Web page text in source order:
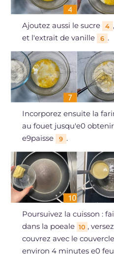
Ajoutez aussi le sucre 4
et l'extrait de vanille 6 .
Incorporez ensuite la
au fouet jusqu'e0
e9paisse
9 .
Poursuivez la cuisson :
dans la poeale 10 ,
couvrez avec le couvercle
environ 4 minutes e0